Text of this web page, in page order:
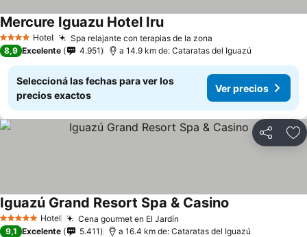
4 EstrellasHotel Spa relajante con terapias de la zona
Mercure Iguazu Hotel Iru
8,9 Excelente 4.951 a 14.9 km de: Cataratas del Iguazú
Seleccioná las fechas para ver los
precios exactos
Ver precios
Compartir
5 Estrellas Hotel Cena gourmet en El Jardín
Iguazú Grand Resort Spa & Casino
9,1 Excelente 5.411 a 16.4 km de: Cataratas del Iguazú